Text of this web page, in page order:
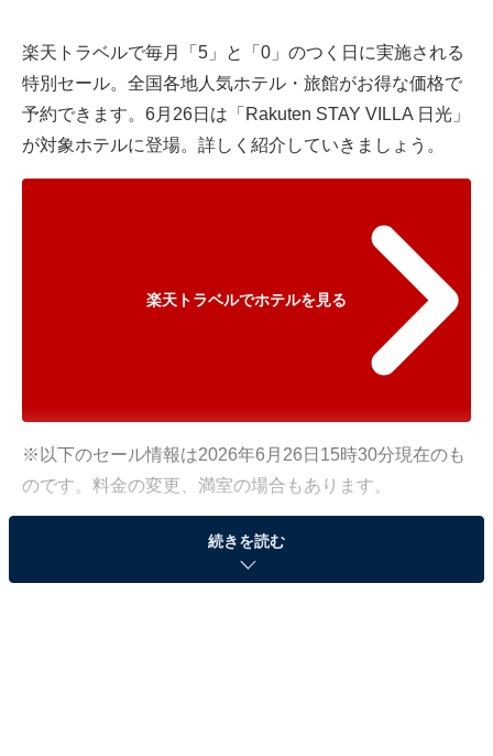
楽天トラベルで毎月「5」と「0」のつく日に実施される
特別セール。全国各地人気ホテル・旅館がお得な価格で
予約できます。6月26日は「Rakuten STAY VILLA 日光」
が対象ホテルに登場。詳しく紹介していきましょう。
楽天トラベルでホテルを見る
※以下のセール情報は2026年6月26日15時30分現在のも
のです。料金の変更、満室の場合もあります。
※本記事で紹介している商品の購入やサービスの利用により、売上の一部が
オールアバウトに還元されることがあります。
続きを読む